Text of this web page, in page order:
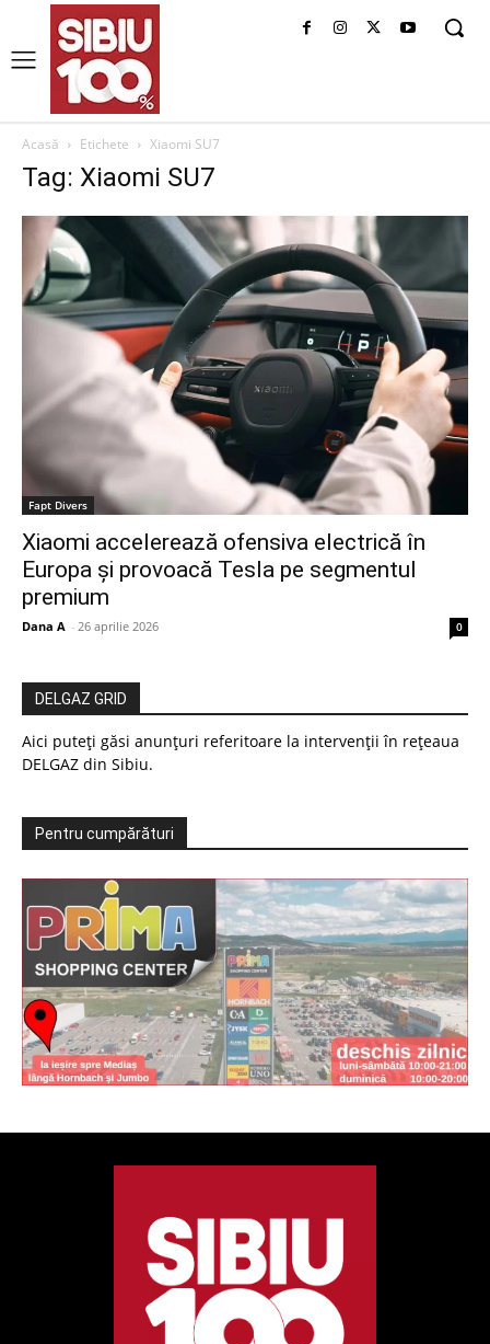
Acasă Etichete Xiaomi SU7
Tag: Xiaomi SU7
Fapt Divers
Xiaomi accelerează ofensiva electrică în
Europa și provoacă Tesla pe segmentul
premium
Dana A - 26 aprilie 2026 0
DELGAZ GRID
Aici puteți găsi anunțuri referitoare la intervenții în rețeaua
DELGAZ din Sibiu.
Pentru cumpărături